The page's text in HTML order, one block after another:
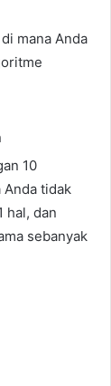
mana Anda
10
Anda tidak
hal, dan
sebanyak